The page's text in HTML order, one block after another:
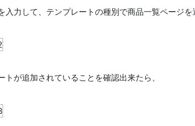
入力して、テンプレートの種別で商品一覧ページを
トが追加されていることを確認出来たら、